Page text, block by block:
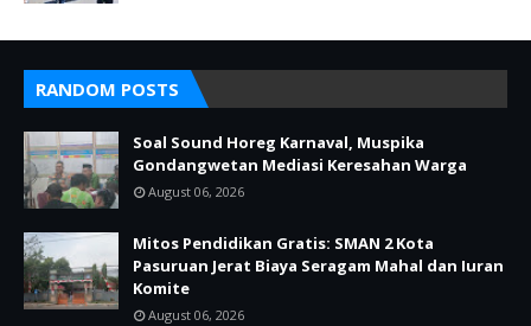
RANDOM POSTS
Soal Sound Horeg Karnaval, Muspika
Gondangwetan Mediasi Keresahan Warga
August 06, 2026
Mitos Pendidikan Gratis: SMAN 2 Kota
Pasuruan Jerat Biaya Seragam Mahal dan Iuran
Komite
August 06, 2026